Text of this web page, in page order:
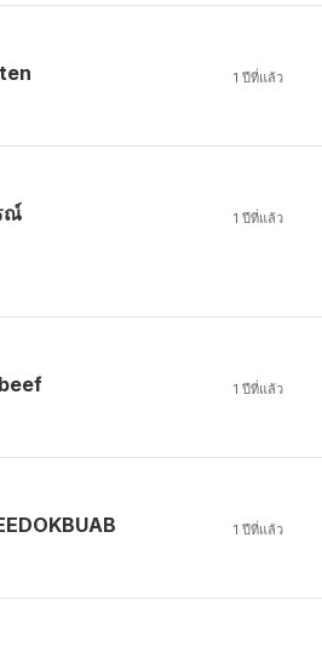
1 ปีที่แล้ว
ณ์ 1 ปีที่แล้ว
1 ปีที่แล้ว
1 ปีที่แล้ว